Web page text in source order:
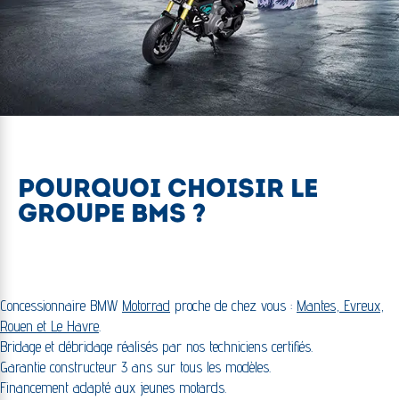
POURQUOI CHOISIR LE
GROUPE BMS ?
Concessionnaire BMW Motorrad proche de chez vous : Mantes, Evreux,
Rouen et Le Havre.
Bridage et débridage réalisés par nos techniciens certifiés.
Garantie constructeur 3 ans sur tous les modèles.
Financement adapté aux jeunes motards.